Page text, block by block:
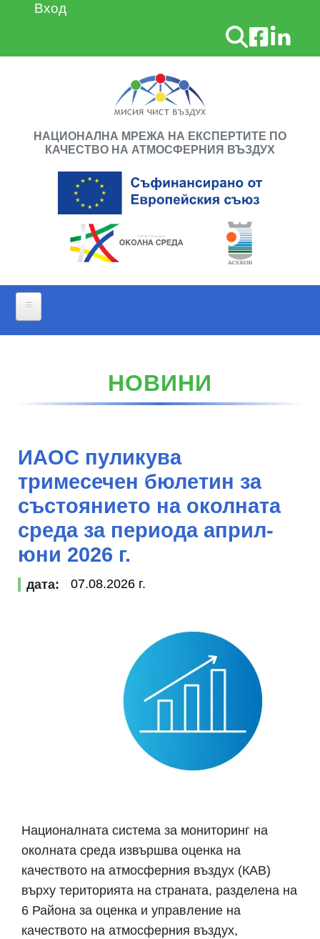
Премини към основното съдържание
User account menu
Вход
Търсене
НАЦИОНАЛНА МРЕЖА НА ЕКСПЕРТИТЕ ПО
КАЧЕСТВО НА АТМОСФЕРНИЯ ВЪЗДУХ
Профили на общини
Новини
Членове
Партньорства
НОВИНИ
ИАОС пуликува
тримесечен бюлетин за
състоянието на околната
среда за периода април-
юни 2026 г.
дата: 07.08.2026 г.
Националната система за мониторинг на
околната среда извършва оценка на
качеството на атмосферния въздух (КАВ)
върху територията на страната, разделена на
6 Района за оценка и управление на
качеството на атмосферния въздух,